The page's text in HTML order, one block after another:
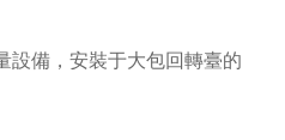
設備，安裝于大包回轉臺的